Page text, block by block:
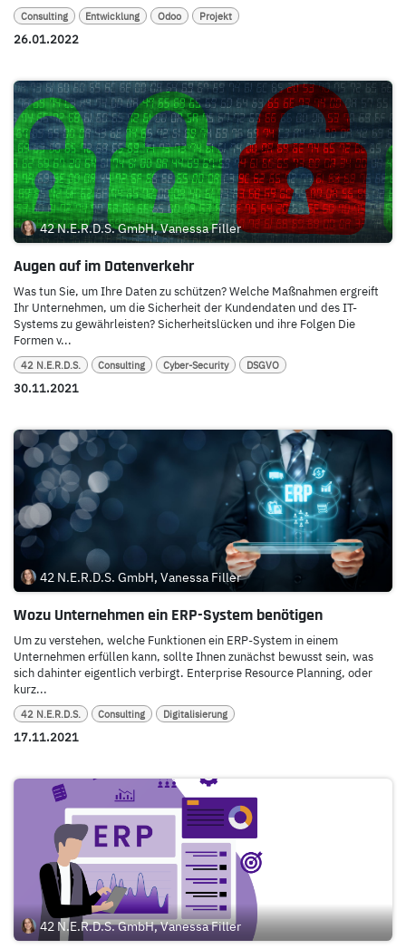
Consulting Entwicklung Odoo Projekt
26.01.2022
42 N.E.R.D.S. GmbH, Vanessa Filler
Augen auf im Datenverkehr
Was tun Sie, um Ihre Daten zu schützen? Welche Maßnahmen ergreift
Ihr Unternehmen, um die Sicherheit der Kundendaten und des IT-
Systems zu gewährleisten? Sicherheitslücken und ihre Folgen Die
Formen v...
42 N.E.R.D.S. Consulting Cyber-Security DSGVO
30.11.2021
42 N.E.R.D.S. GmbH, Vanessa Filler
Wozu Unternehmen ein ERP-System benötigen
Um zu verstehen, welche Funktionen ein ERP-System in einem
Unternehmen erfüllen kann, sollte Ihnen zunächst bewusst sein, was
sich dahinter eigentlich verbirgt. Enterprise Resource Planning, oder
kurz...
42 N.E.R.D.S. Consulting Digitalisierung
17.11.2021
42 N.E.R.D.S. GmbH, Vanessa Filler